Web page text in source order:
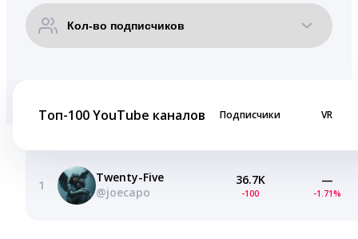
Топ-100 YouTube каналов Подписчики VR
1
Twenty-Five
@joecapo
36.7K
-100
—
-1.71%